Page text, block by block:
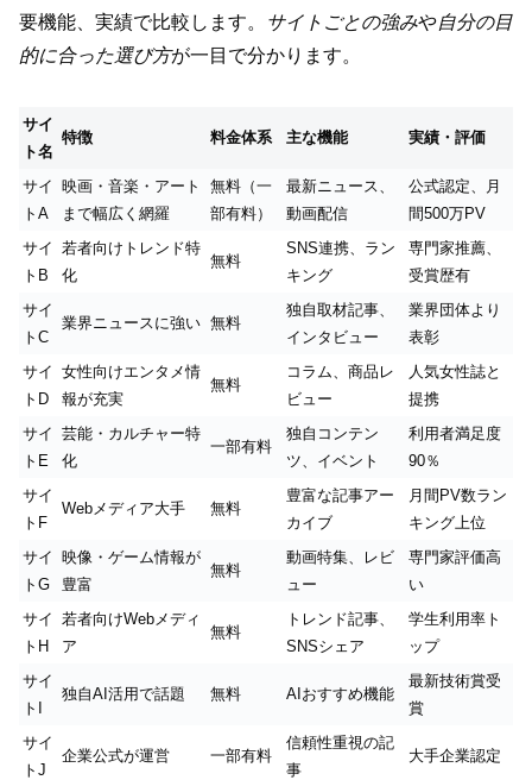
要機能、実績で比較します。
サイトごとの強みや自分の目
的に合った選び方が一目で分かります。
サイ
ト名
特徴 料金体系 主な機能 実績・評価
サイ
トA
映画・音楽・アート
まで幅広く網羅
無料（一
部有料）
最新ニュース、
動画配信
公式認定、月
間500万PV
サイ
トB
若者向けトレンド特
化
無料
SNS連携、ラン
キング
専門家推薦、
受賞歴有
サイ
トC
業界ニュースに強い 無料
独自取材記事、
インタビュー
業界団体より
表彰
サイ
トD
女性向けエンタメ情
報が充実
無料
コラム、商品レ
ビュー
人気女性誌と
提携
サイ
トE
芸能・カルチャー特
化
一部有料
独自コンテン
ツ、イベント
利用者満足度
90％
サイ
トF
Webメディア大手 無料
豊富な記事アー
カイブ
月間PV数ラン
キング上位
サイ
トG
映像・ゲーム情報が
豊富
無料
動画特集、レビ
ュー
専門家評価高
い
サイ
トH
若者向けWebメディ
ア
無料
トレンド記事、
SNSシェア
学生利用率ト
ップ
サイ
トI
独自AI活用で話題 無料 AIおすすめ機能
最新技術賞受
賞
サイ
トJ
企業公式が運営 一部有料
信頼性重視の記
事
大手企業認定